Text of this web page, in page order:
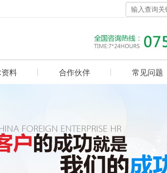
料 合作伙伴 常见问题